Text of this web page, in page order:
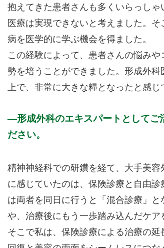
抱えてきた患者さんも多くいらっし
医療は実現できないと考えました。
病を医学的に学ぶ機会を得ました。
この経験によって、患者さんの悩み
勢を培うことができました。形成外
上で、非常に大きな糧となったと感じ
形成外科のエキスパートとしてご
ださい。
精神神経科での研鑽を経て、大手美
に感じていたのは、保険診療と自由
は両者を同日に行うと「混合診療」
や、治療後にもう一歩踏み込んだケア
そこで私は、保険診療による治療の